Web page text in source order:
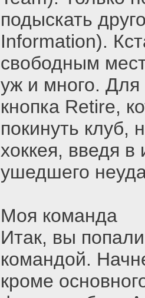
подыскать
Information).
свободным
уж и много. Для
кнопка Retire,
покинуть клуб,
хоккея, введя в
ушедшего
Моя команда
Итак, вы
командой.
кроме